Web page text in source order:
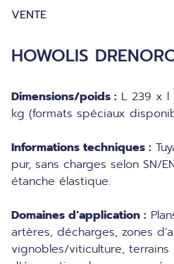
VENTE
HOWOLIS
Dimensions/poids : L 239 x l
kg (formats spéciaux
Informations techniques :
pur, sans charges selon SN/
étanche élastique.
Domaines d’application :
artères, décharges, zones
vignobles/viticulture,